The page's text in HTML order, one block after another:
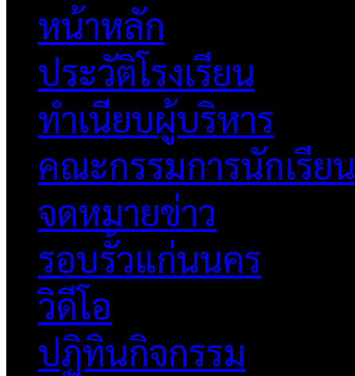
หน้าหลัก
ประวัติโรงเรียน
ทำเนียบผู้บริหาร
คณะกรรมการนักเรียน
จดหมายข่าว
รอบรั้วแก่นนคร
วิดีโอ
ปฏิทินกิจกรรม